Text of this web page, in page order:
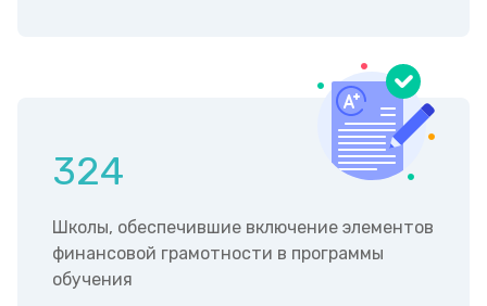
324
Школы, обеспечившие включение элементов
финансовой грамотности в программы
обучения